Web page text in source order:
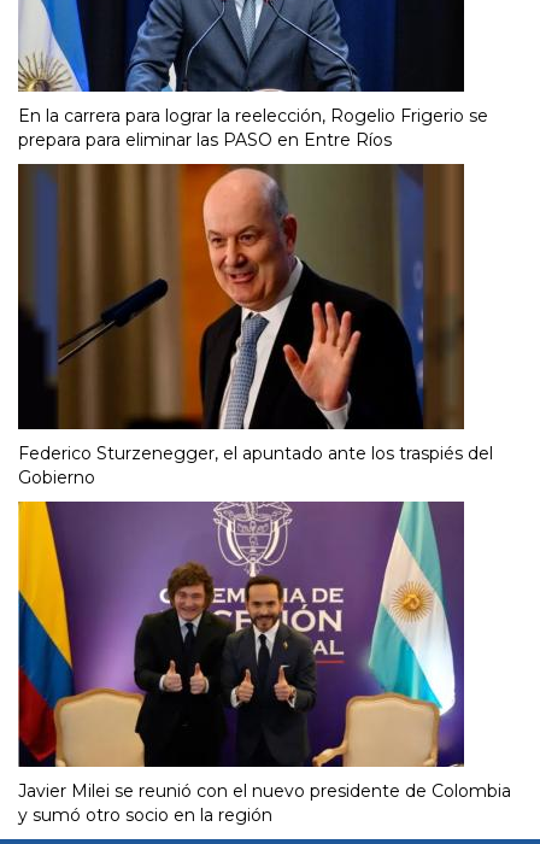
En la carrera para lograr la reelección, Rogelio Frigerio se
prepara para eliminar las PASO en Entre Ríos
Federico Sturzenegger, el apuntado ante los traspiés del
Gobierno
Javier Milei se reunió con el nuevo presidente de Colombia
y sumó otro socio en la región